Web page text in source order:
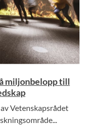
miljonbelopp till
Vetenskapsrådet